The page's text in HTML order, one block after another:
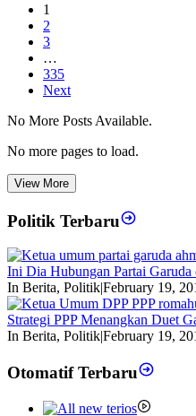
1
2
3
…
335
Next
No More Posts Available.
No more pages to load.
View More
Politik Terbaru
Ini Dia Hubungan Partai Garuda
In Berita, Politik|February 19,
Strategi PPP Menangkan Duet
In Berita, Politik|February 19,
Otomatif Terbaru